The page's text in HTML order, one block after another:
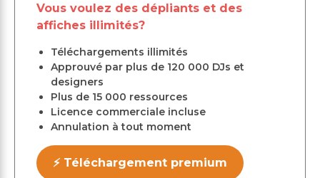
Vous voulez des dépliants et des
affiches illimités?
Téléchargements illimités
Approuvé par plus de 120 000 DJs et
designers
Plus de 15 000 ressources
Licence commerciale incluse
Annulation à tout moment
⚡ Téléchargement premium